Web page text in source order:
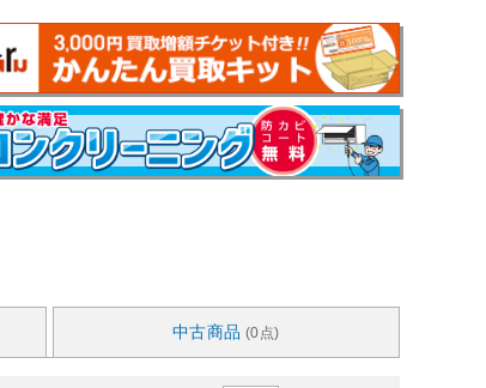
中古商品 (0点)